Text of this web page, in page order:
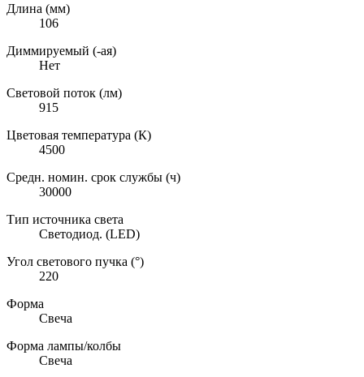
Длина (мм)
106
Диммируемый (-ая)
Нет
Световой поток (лм)
915
Цветовая температура (К)
4500
Средн. номин. срок службы (ч)
30000
Тип источника света
Светодиод. (LED)
Угол светового пучка (°)
220
Форма
Свеча
Форма лампы/колбы
Свеча